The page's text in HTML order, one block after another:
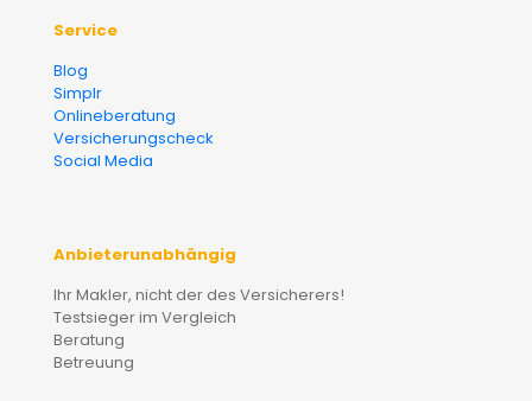
Service
Blog
Simplr
Onlineberatung
Versicherungscheck
Social Media
Anbieterunabhängig
Ihr Makler, nicht der des Versicherers!
Testsieger im Vergleich
Beratung
Betreuung